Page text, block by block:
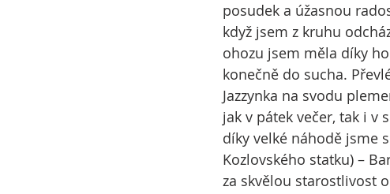
posudek a úžasnou
když jsem z kruhu
ohozu jsem měla díky
konečně do sucha.
Jazzynka na svodu
jak v pátek večer, tak i
díky velké náhodě jsme
Kozlovského statku) –
za skvělou starostlivost